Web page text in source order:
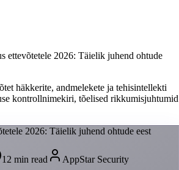
ettevõtetele 2026: Täielik juhend ohtude
häkkerite, andmelekete ja tehisintellekti
kontrollnimekiri, tõelised rikkumisjuhtumid
12 min read AppStar Security